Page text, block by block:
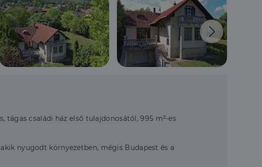
tágas családi ház első tulajdonosától, 995 m²-es
nyugodt környezetben, mégis Budapest és a